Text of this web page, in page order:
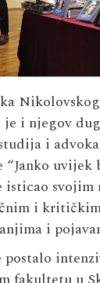
je i njegov
i
uvijek
isticao svojim
i kritičkim
i
postalo